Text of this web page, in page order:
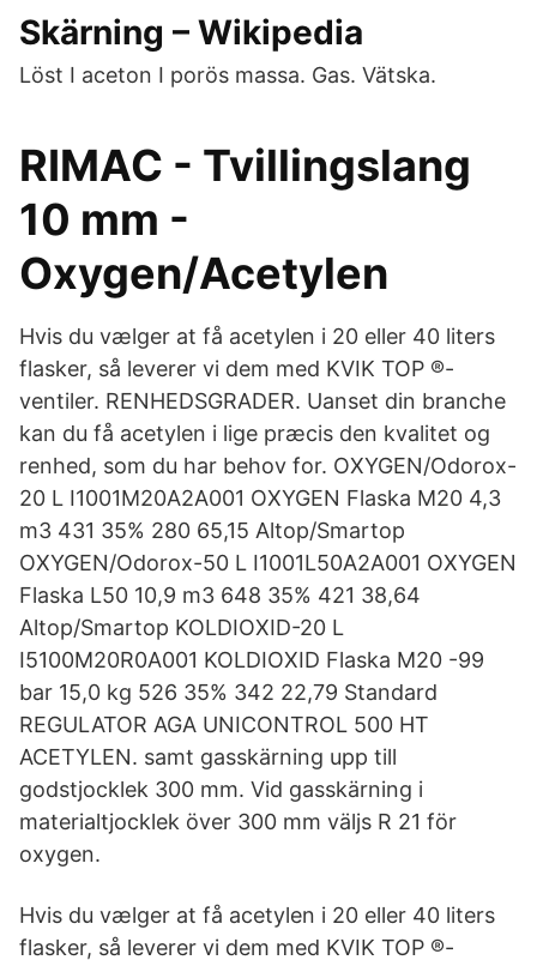
Skärning – Wikipedia
Löst I aceton I porös massa. Gas. Vätska.
RIMAC - Tvillingslang
10 mm -
Oxygen/Acetylen
Hvis du vælger at få acetylen i 20 eller 40 liters
flasker, så leverer vi dem med KVIK TOP ®-
ventiler. RENHEDSGRADER. Uanset din branche
kan du få acetylen i lige præcis den kvalitet og
renhed, som du har behov for. OXYGEN/Odorox-
20 L I1001M20A2A001 OXYGEN Flaska M20 4,3
m3 431 35% 280 65,15 Altop/Smartop
OXYGEN/Odorox-50 L I1001L50A2A001 OXYGEN
Flaska L50 10,9 m3 648 35% 421 38,64
Altop/Smartop KOLDIOXID-20 L
I5100M20R0A001 KOLDIOXID Flaska M20 -99
bar 15,0 kg 526 35% 342 22,79 Standard
REGULATOR AGA UNICONTROL 500 HT
ACETYLEN. samt gasskärning upp till
godstjocklek 300 mm. Vid gasskärning i
materialtjocklek över 300 mm väljs R 21 för
oxygen.
Hvis du vælger at få acetylen i 20 eller 40 liters
flasker, så leverer vi dem med KVIK TOP ®-